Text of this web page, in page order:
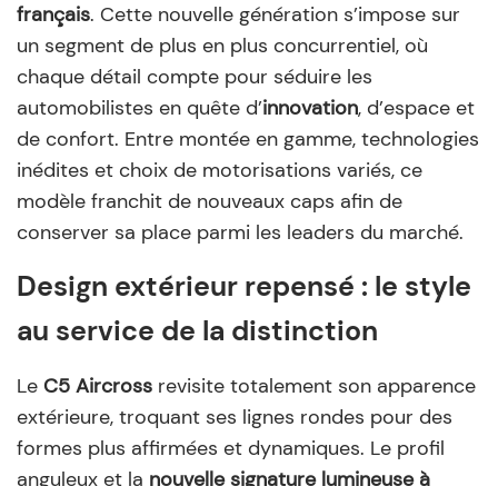
français. Cette nouvelle génération s’impose sur
un segment de plus en plus concurrentiel, où
chaque détail compte pour séduire les
automobilistes en quête d’innovation, d’espace et
de confort. Entre montée en gamme, technologies
inédites et choix de motorisations variés, ce
modèle franchit de nouveaux caps afin de
conserver sa place parmi les leaders du marché.
Design extérieur repensé : le style
au service de la distinction
Le C5 Aircross revisite totalement son apparence
extérieure, troquant ses lignes rondes pour des
formes plus affirmées et dynamiques. Le profil
anguleux et la nouvelle signature lumineuse à